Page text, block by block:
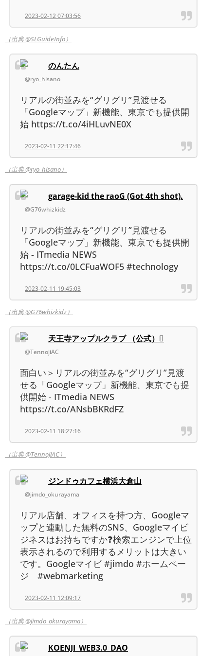
2023-02-12 07:03:56
（出典 @SLGuideInfo）
のんたん
@ryo_hisano
リアルの街並みを“グリグリ”見渡せる
「Googleマップ」新機能、東京でも提供開
始 https://t.co/4iHLuvNE0X
2023-02-11 22:17:46
（出典 @ryo_hisano）
garage-kid the raoG (Got 4th shot).
@G76whizkidz
リアルの街並みを“グリグリ”見渡せる
「Googleマップ」新機能、東京でも提供開
始 - ITmedia NEWS
https://t.co/0LCFuaWOF5 #technology
2023-02-11 19:45:03
（出典 @G76whizkidz）
天王寺アップルクラブ （公式）
@TennojiAC
面白い＞リアルの街並みを“グリグリ”見渡
せる「Googleマップ」新機能、東京でも提
供開始 - ITmedia NEWS
https://t.co/ANsbBKRdFZ
2023-02-11 18:27:16
（出典 @TennojiAC）
ジンドゥカフェ横浜大倉山
@jimdo_okurayama
リアル店舗、オフィスを持つ方、Googleマ
ップと連動した無料のSNS、Googleマイビ
ジネスはお持ちですか❓検索エンジンで上位
表示されるので利用するメリットは大きい
です。Googleマイビ #jimdo #ホームペー
ジ #webmarketing
2023-02-11 12:09:17
（出典 @jimdo_okurayama）
KOENJI_WEB3.0_DAO